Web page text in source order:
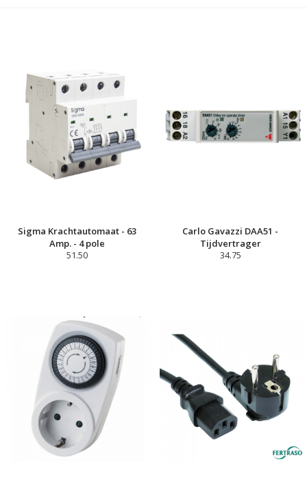
Sigma Krachtautomaat - 63
Amp. - 4 pole
51.50
Carlo Gavazzi DAA51 -
Tijdvertrager
34.75